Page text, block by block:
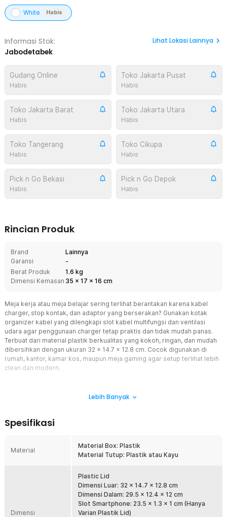
White Habis
Informasi Stok:
Jabodetabek
Lihat Lokasi Lainnya
Gudang Online
Habis
Toko Jakarta Pusat
Habis
Toko Jakarta Barat
Habis
Toko Jakarta Utara
Habis
Toko Tangerang
Habis
Toko Cikupa
Habis
Pick n Go Bekasi
Habis
Pick n Go Depok
Habis
Rincian Produk
Brand
Lainnya
Garansi
-
Berat Produk
1.6 kg
Dimensi Kemasan 35 x 17 x 16 cm
Meja kerja atau meja belajar sering terlihat berantakan karena kabel
charger, stop kontak, dan adaptor yang berserakan? Gunakan kotak
organizer kabel yang dilengkapi slot kabel multifungsi dan ventilasi
udara agar penggunaan charger tetap praktis dan tidak mudah panas.
Terbuat dari material plastik berkualitas yang kokoh, ringan, dan mudah
dibersihkan dengan ukuran 32 x 14.7 x 12.8 cm. Cocok digunakan di
rumah, kantor, kamar kos, maupun meja gaming agar setup terlihat lebih
clean dan modern.
yang cocok dipadukan dengan berbagai konsep interior ruangan.
sedangkan tutup plastik tampil clean dan simpel untuk penggunaan
sehari-hari. Organizer kabel ini tidak hanya berfungsi sebagai
tempat penyimpanan, tetapi juga membantu meningkatkan tampilan
Bahan Plastik ABS dan Kayu
Kotak organizer kabel terbuat dari material plastik berkualitas yang
kokoh, ringan, dan mudah dibersihkan untuk penggunaan sehari-
hari. Tersedia pilihan varian tutup plastik dan tutup motif kayu yang
Lebih Banyak
Spesifikasi
Material
Material Box: Plastik
Material Tutup: Plastik atau Kayu
Dimensi
Plastic Lid
Dimensi Luar: 32 x 14.7 x 12.8 cm
Dimensi Dalam: 29.5 x 12.4 x 12 cm
Slot Smartphone: 23.5 x 1.3 x 1 cm (Hanya
Varian Plastik Lid)